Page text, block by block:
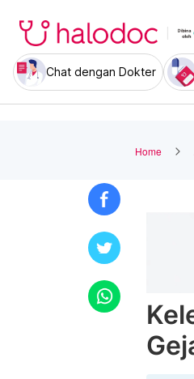
Chat dengan Dokter
Home